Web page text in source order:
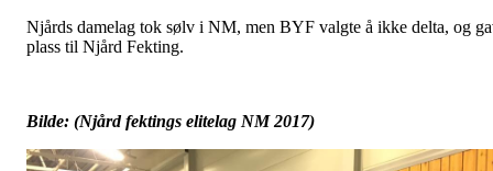
Njårds damelag tok sølv i NM, men BYF valgte å ikke delta, og
plass til Njård Fekting.
Bilde: (Njård fektings elitelag NM 2017)